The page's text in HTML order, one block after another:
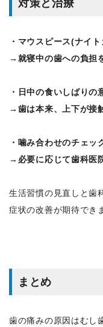
対策と治療
・マウスピース(ナイ
→就寝中の歯への負担
・日中の食いしばりの
→歯は本来、上下が接
・噛み合わせのチェッ
→必要に応じて歯科医
生活習慣の見直しと歯
症状の改善が期待でき
まとめ
歯の痛みの原因はむし